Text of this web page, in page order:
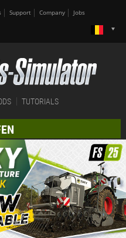
Support Company Jobs
TUTORIALS